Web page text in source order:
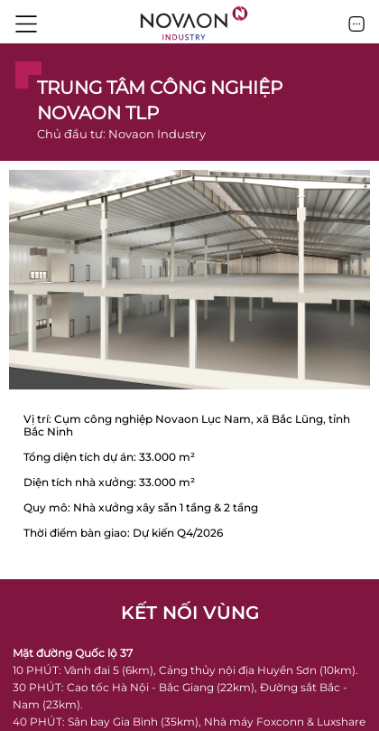
Chủ đầu tư: Novaon Industry
TRUNG TÂM CÔNG NGHIỆP
NOVAON TLP
KẾT NỐI VÙNG
Mặt đường Quốc lộ 37
10 PHÚT: Vành đai 5 (6km), Cảng thủy nội địa Huyền Sơn (10km).
30 PHÚT: Cao tốc Hà Nội - Bắc Giang (22km), Đường sắt Bắc -
Nam (23km).
40 PHÚT: Sân bay Gia Bình (35km), Nhà máy Foxconn & Luxshare
Vị trí: Cụm công nghiệp Novaon Lục Nam, xã Bắc Lũng, tỉnh
Bắc Ninh
Tổng diện tích dự án: 33.000 m²
Diện tích nhà xưởng: 33.000 m²
Quy mô: Nhà xưởng xây sẵn 1 tầng & 2 tầng
Thời điểm bàn giao: Dự kiến Q4/2026